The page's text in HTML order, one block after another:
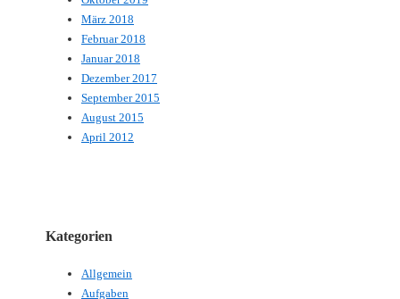
März 2018
Februar 2018
Januar 2018
Dezember 2017
September 2015
August 2015
April 2012
Kategorien
Allgemein
Aufgaben